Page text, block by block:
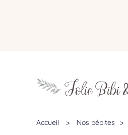
Accueil > Nos pépites >